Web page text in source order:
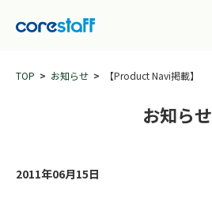
TOP お知らせ 【Product Navi掲載】
お知らせ
2011年06月15日